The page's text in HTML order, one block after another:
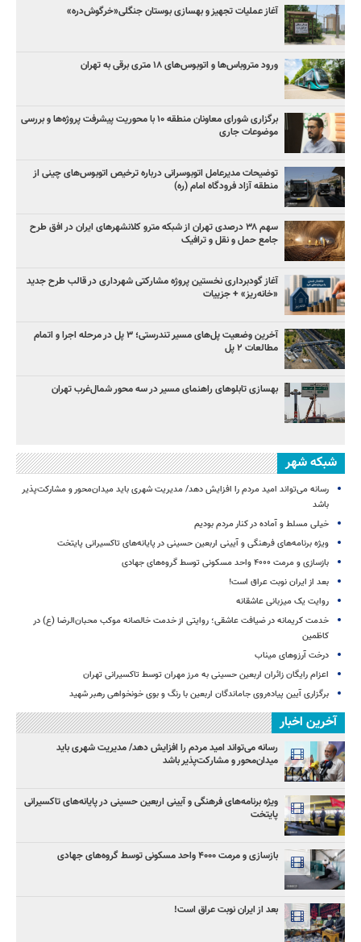
آغاز عملیات تجهیز و بهسازی بوستان جنگلی«خرگوش‌دره»
ورود متروباس‌ها و اتوبوس‌های ۱۸ متری برقی به تهران
برگزاری شورای معاونان منطقه ۱۰ با محوریت پیشرفت پروژه‌ها و بررسی
موضوعات جاری
توضیحات مدیرعامل اتوبوسرانی درباره ترخیص اتوبوس‌های چینی از
منطقه آزاد فرودگاه امام (ره)
سهم ۳۸ درصدی تهران از شبکه مترو کلانشهرهای ایران در افق طرح
جامع حمل و نقل و ترافیک
آغاز گودبرداری نخستین پروژه مشارکتی شهرداری در قالب طرح جدید
«خانه‌ریز» + جزییات
آخرین وضعیت پل‌های مسیر تندرستی؛ ۳ پل در مرحله اجرا و اتمام
مطالعات ۲ پل
بهسازی تابلوهای راهنمای مسیر در سه محور شمال‌غرب تهران
شبکه شهر
رسانه می‌تواند امید مردم را افزایش دهد/ مدیریت شهری باید میدان‌محور و مشارکت‌پذیر
باشد
خیلی مسلط و آماده در کنار مردم بودیم
ویژه برنامه‌های فرهنگی و آیینی اربعین حسینی در پایانه‌های تاکسیرانی پایتخت
بازسازی و مرمت ۴۰۰۰ واحد مسکونی توسط گروه‌های جهادی
بعد از ایران نوبت عراق است!
روایت یک میزبانی عاشقانه
خدمت کریمانه در ضیافت عاشقی؛ روایتی از خدمت خالصانه موکب محبان‌الرضا (ع) در
کاظمین
درخت آرزوهای میناب
اعزام رایگان زائران اربعین حسینی به مرز مهران توسط تاکسیرانی تهران
برگزاری آیین پیاده‌روی جاماندگان اربعین با رنگ و بوی خونخواهی رهبر شهید
آخرین اخبار
رسانه می‌تواند امید مردم را افزایش دهد/ مدیریت شهری باید
میدان‌محور و مشارکت‌پذیر باشد
ویژه برنامه‌های فرهنگی و آیینی اربعین حسینی در پایانه‌های تاکسیرانی
پایتخت
بازسازی و مرمت ۴۰۰۰ واحد مسکونی توسط گروه‌های جهادی
بعد از ایران نوبت عراق است!